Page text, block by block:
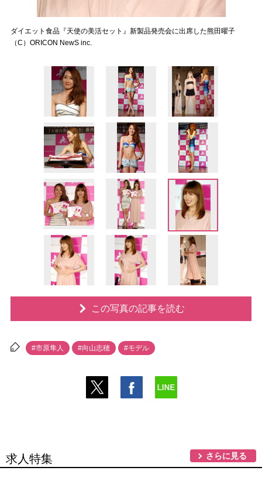
ダイエット食品『天使の美活セット』新製品発売会に出席した熊田曜子
（C）ORICON NewS inc.
この写真の記事を読む
#市原隼人 #向山志穂 #モデル
求人特集 さらに見る